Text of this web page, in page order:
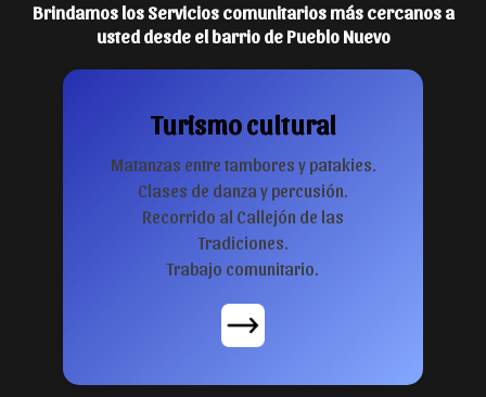
Brindamos los Servicios comunitarios más cercanos a
usted desde el barrio de Pueblo Nuevo
Turismo cultural
Matanzas entre tambores y patakies.
Clases de danza y percusión.
Recorrido al Callejón de las
Tradiciones.
Trabajo comunitario.